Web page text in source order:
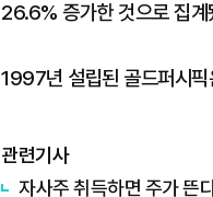
26.6% 증가한 것으로 집계
1997년 설립된 골드퍼시픽
관련기사
자사주 취득하면 주가 뜬